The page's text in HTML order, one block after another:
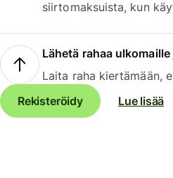
siirtomaksuista, kun
Lähetä rahaa
Laita raha kiertämään,
Rekisteröidy
Lue lisää